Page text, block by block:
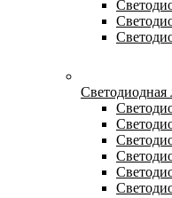
Светодиодная